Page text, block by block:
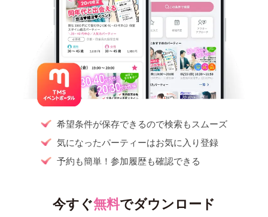
希望条件が保存できるので検索もスムーズ
気になったパーティーはお気に入り登録
予約も簡単！参加履歴も確認できる
今すぐ無料でダウンロード